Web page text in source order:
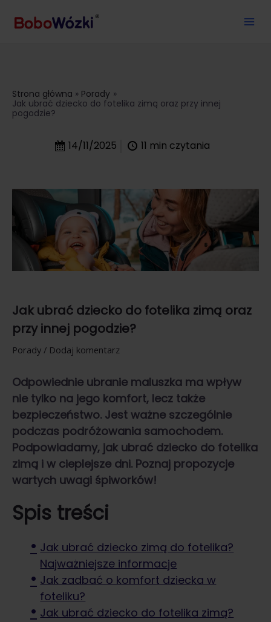
Strona główna
Porady
Jak ubrać dziecko do fotelika zimą oraz przy innej
pogodzie?
14/11/2025 11 min czytania
Jak ubrać dziecko do fotelika zimą oraz
przy innej pogodzie?
Porady / Dodaj komentarz
Odpowiednie ubranie maluszka ma wpływ
nie tylko na jego komfort, lecz także
bezpieczeństwo. Jest ważne szczególnie
podczas podróżowania samochodem.
Podpowiadamy, jak ubrać dziecko do fotelika
zimą i w cieplejsze dni. Poznaj propozycje
wartych uwagi śpiworków!
Spis treści
Jak ubrać dziecko zimą do fotelika?
Najważniejsze informacje
Jak zadbać o komfort dziecka w
foteliku?
Jak ubrać dziecko do fotelika zimą?